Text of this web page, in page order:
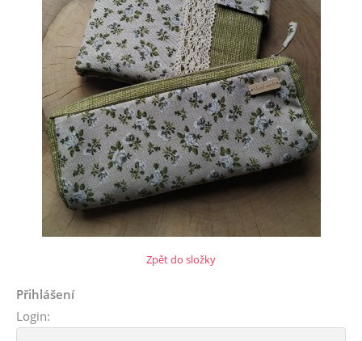
Zpět do složky
Přihlášení
Login: